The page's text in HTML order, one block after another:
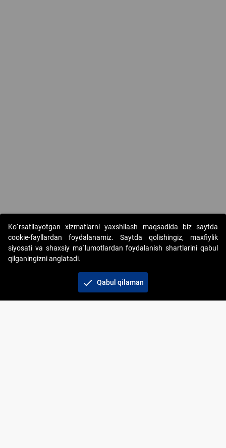
Copyright © 2017-2026. "Elektron onlayn-auksionlarni
tashkil etish" AJ. Barcha huquqlar himoyalangan
Ko`rsatilayotgan xizmatlarni yaxshilash maqsadida biz saytda
cookie-fayllardan foydalanamiz. Saytda qolishingiz, maxfiylik
siyosati va shaxsiy ma`lumotlardan foydalanish shartlarini qabul
qilganingizni anglatadi.
check Qabul qilaman